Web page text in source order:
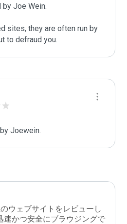
Joe Wein.
sites, they are often run by
to defraud you.
Joewein.
ウェブサイトをレビューし
速かつ安全にブラウジングで